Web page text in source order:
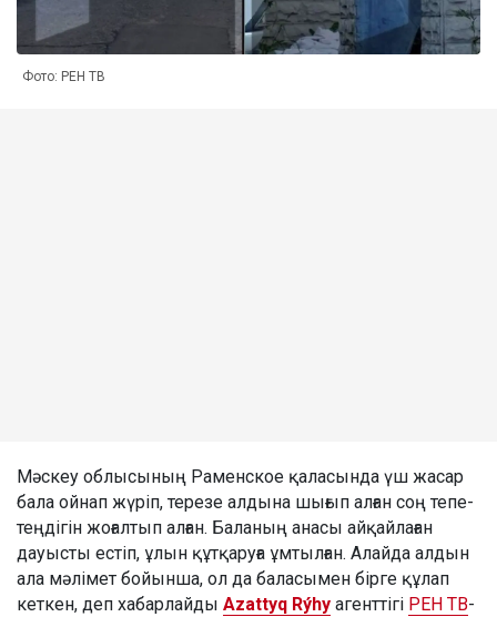
Фото: РЕН ТВ
Мәскеу облысының Раменское қаласында үш жасар
бала ойнап жүріп, терезе алдына шығып алған соң тепе-
теңдігін жоғалтып алған. Баланың анасы айқайлаған
дауысты естіп, ұлын құтқаруға ұмтылған. Алайда алдын
ала мәлімет бойынша, ол да баласымен бірге құлап
кеткен, деп хабарлайды Azattyq Rýhy агенттігі РЕН ТВ-